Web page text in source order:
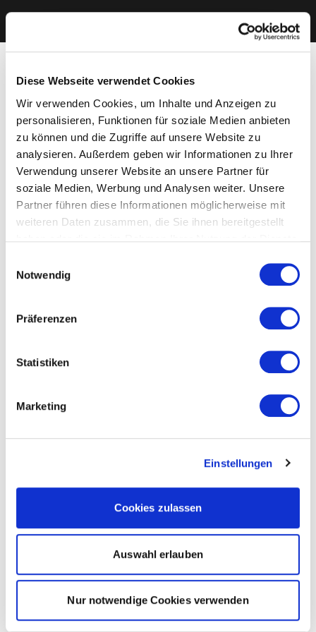
Diese Webseite verwendet Cookies
Wir verwenden Cookies, um Inhalte und Anzeigen zu
personalisieren, Funktionen für soziale Medien anbieten
zu können und die Zugriffe auf unsere Website zu
analysieren. Außerdem geben wir Informationen zu Ihrer
Verwendung unserer Website an unsere Partner für
soziale Medien, Werbung und Analysen weiter. Unsere
Partner führen diese Informationen möglicherweise mit
weiteren Daten zusammen, die Sie ihnen bereitgestellt
Cookies, wenn Sie unsere Webseite weiterhin nutzen.
Notwendig
Präferenzen
Statistiken
Marketing
Einstellungen
Cookies zulassen
Auswahl erlauben
Nur notwendige Cookies verwenden